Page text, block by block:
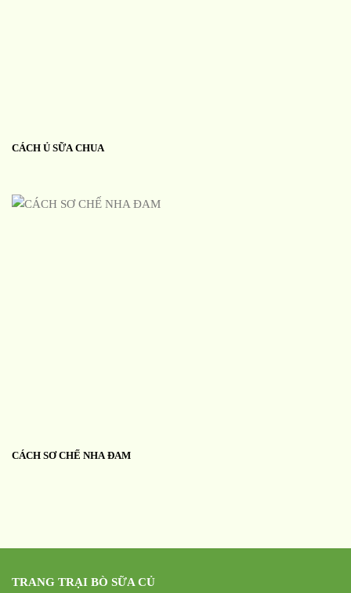
CÁCH Ủ SỮA CHUA
CÁCH SƠ CHẾ NHA ĐAM
TRANG TRẠI BÒ SỮA CỦ